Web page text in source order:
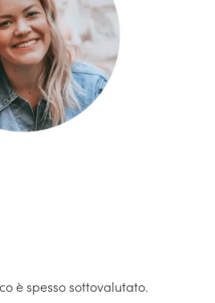
è spesso sottovalutato.